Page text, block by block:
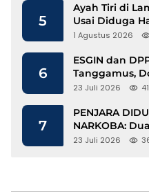
5
Ayah Tiri di
Usai Diduga
1 Agustus 2026
6
ESGIN dan
Tanggamus,
Berbasis Kopi
23 Juli 2026
7
PENJARA
NARKOBA:
Gunakan HP,
23 Juli 2026